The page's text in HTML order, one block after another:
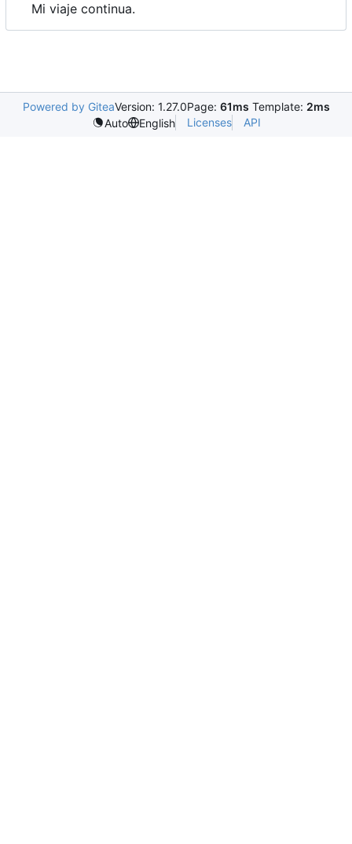
Mi viaje continua.
Powered by GiteaVersion: 1.27.0Page: 61ms Template: 2ms
Auto
English Licenses API